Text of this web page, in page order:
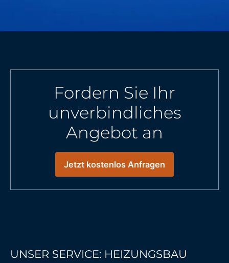
Fordern Sie Ihr
unverbindliches
Angebot an
Jetzt kostenlos Anfragen
UNSER SERVICE: HEIZUNGSBAU